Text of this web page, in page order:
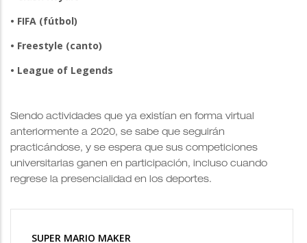
• FIFA (fútbol)
• Freestyle (canto)
• League of Legends
Siendo actividades que ya existían en forma virtual
anteriormente a 2020, se sabe que seguirán
practicándose, y se espera que sus competiciones
universitarias ganen en participación, incluso cuando
regrese la presencialidad en los deportes.
SUPER MARIO MAKER